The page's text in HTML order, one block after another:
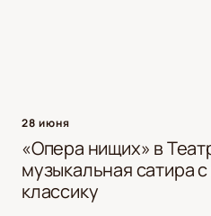
28 июня
«Опера нищих» в
музыкальная сатира
классику